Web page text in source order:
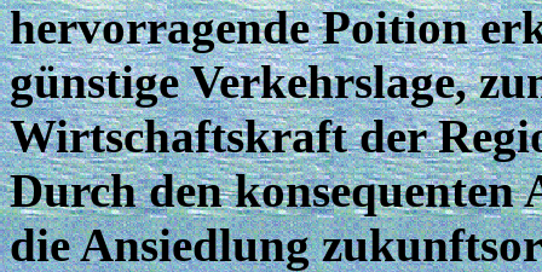
hervorragende Poition
günstige Verkehrslage,
Wirtschaftskraft der
Durch den
die Ansiedlung